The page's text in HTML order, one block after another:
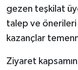
gezen teşkilat
talep ve önerileri
kazançlar
Ziyaret